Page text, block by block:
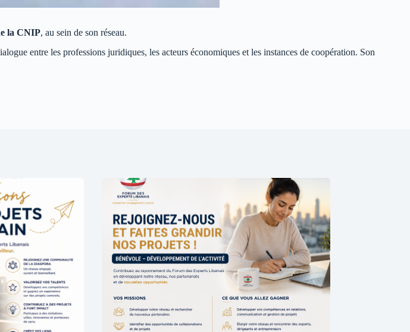
la CNIP, au sein de son réseau.
entre les professions juridiques, les acteurs économiques et les instances de coopération. Son